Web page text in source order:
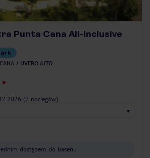
Punta Cana All-Inclusive
UVERO ALTO
(7 noclegów)
dostępem do basenu